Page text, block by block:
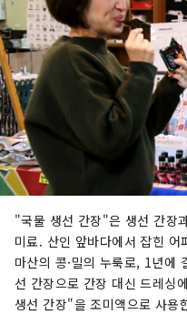
"국물 생선 간장"은 생선 간장
미료. 산인 앞바다에서 잡힌 어
마산의 콩·밀의 누룩로, 1년에
선 간장으로 간장 대신 드레싱
생선 간장"을 조미액으로 사